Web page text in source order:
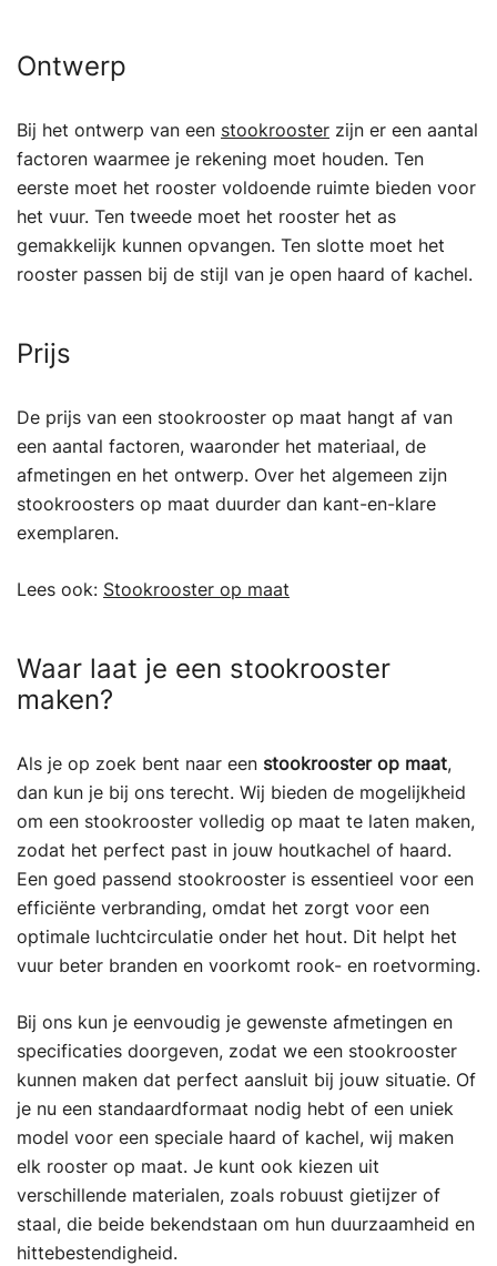
Ontwerp
Bij het ontwerp van een stookrooster zijn er een aantal
factoren waarmee je rekening moet houden. Ten
eerste moet het rooster voldoende ruimte bieden voor
het vuur. Ten tweede moet het rooster het as
gemakkelijk kunnen opvangen. Ten slotte moet het
rooster passen bij de stijl van je open haard of kachel.
Prijs
De prijs van een stookrooster op maat hangt af van
een aantal factoren, waaronder het materiaal, de
afmetingen en het ontwerp. Over het algemeen zijn
stookroosters op maat duurder dan kant-en-klare
exemplaren.
Lees ook: Stookrooster op maat
Waar laat je een stookrooster
maken?
Als je op zoek bent naar een stookrooster op maat,
dan kun je bij ons terecht. Wij bieden de mogelijkheid
om een stookrooster volledig op maat te laten maken,
zodat het perfect past in jouw houtkachel of haard.
Een goed passend stookrooster is essentieel voor een
efficiënte verbranding, omdat het zorgt voor een
optimale luchtcirculatie onder het hout. Dit helpt het
vuur beter branden en voorkomt rook- en roetvorming.
Bij ons kun je eenvoudig je gewenste afmetingen en
specificaties doorgeven, zodat we een stookrooster
kunnen maken dat perfect aansluit bij jouw situatie. Of
je nu een standaardformaat nodig hebt of een uniek
model voor een speciale haard of kachel, wij maken
elk rooster op maat. Je kunt ook kiezen uit
verschillende materialen, zoals robuust gietijzer of
staal, die beide bekendstaan om hun duurzaamheid en
hittebestendigheid.